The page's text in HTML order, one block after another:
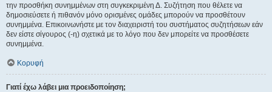
την προσθήκη συνημμένων στη συγκεκριμένη Δ. Συζήτηση που θέλετε να
δημοσιεύσετε ή πιθανόν μόνο ορισμένες ομάδες μπορούν να προσθέτουν
συνημμένα. Επικοινωνήστε με τον διαχειριστή του συστήματος συζητήσεων εάν
δεν είστε σίγουρος (-η) σχετικά με το λόγο που δεν μπορείτε να προσθέσετε
συνημμένα.
Κορυφή
Γιατί έχω λάβει μια προειδοποίηση;